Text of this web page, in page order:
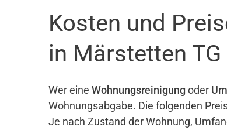
Kosten und
in Märstetten TG
Wer eine Wohnungsreinigung oder
Wohnungsabgabe. Die folgenden
Je nach Zustand der Wohnung,